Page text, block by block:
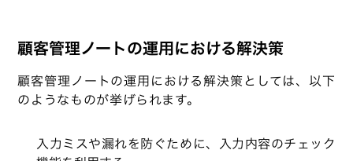
顧客管理ノートの運用における解決策
顧客管理ノートの運用における解決策としては、以下
のようなものが挙げられます。
入力ミスや漏れを防ぐために、入力内容のチェック